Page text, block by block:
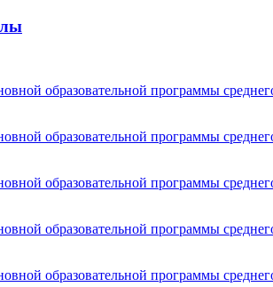
образовательной программы
образовательной программы
образовательной программы
образовательной программы
образовательной программы